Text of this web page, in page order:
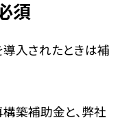
須
導入されたときは補
築補助金と、弊社